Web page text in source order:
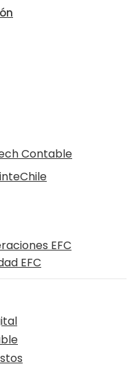
Contable
EFC
EFC